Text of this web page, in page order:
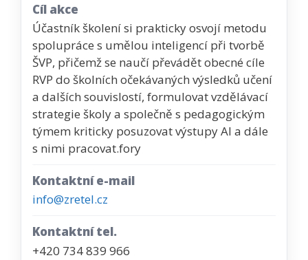
Cíl akce
Účastník školení si prakticky osvojí metodu
spolupráce s umělou inteligencí při tvorbě
ŠVP, přičemž se naučí převádět obecné cíle
RVP do školních očekávaných výsledků učení
a dalších souvislostí, formulovat vzdělávací
strategie školy a společně s pedagogickým
týmem kriticky posuzovat výstupy AI a dále
s nimi pracovat.fory
Kontaktní e-mail
info@zretel.cz
Kontaktní tel.
+420 734 839 966